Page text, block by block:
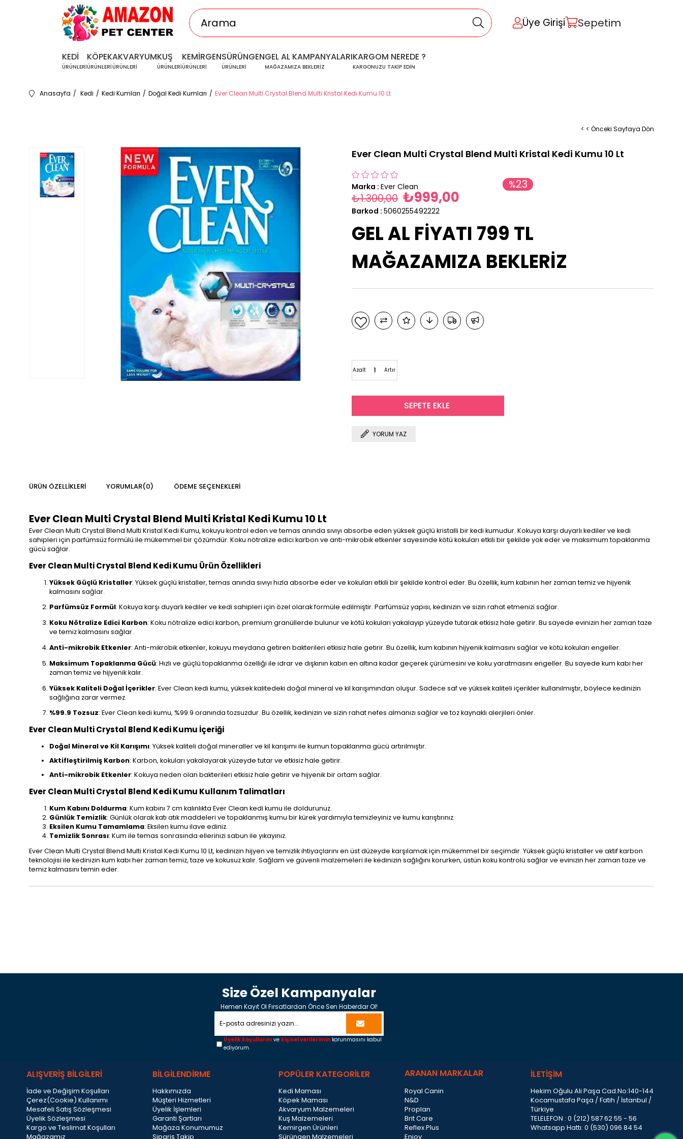
Üye Girişi Sepetim
KEDİ
ÜRÜNLERİ
KÖPEK
ÜRÜNLERİ
AKVARYUM
ÜRÜNLERİ
KUŞ
ÜRÜNLERİ
KEMİRGEN
ÜRÜNLERİ
SÜRÜNGEN
ÜRÜNLERİ
GEL AL KAMPANYALARI
MAĞAZAMIZA BEKLERİZ
KARGOM NEREDE ?
KARGONUZU TAKİP EDİN
Anasayfa Kedi Kedi Kumları Doğal Kedi Kumları Ever Clean Multi Crystal Blend Multi Kristal Kedi Kumu 10 Lt
< < Önceki Sayfaya Dön
Ever Clean Multi Crystal Blend Multi Kristal Kedi Kumu 10 Lt
Marka : Ever Clean %23
₺1.300,00 ₺999,00
Barkod : 5060255492222
GEL AL FİYATI 799 TL
MAĞAZAMIZA BEKLERİZ
Artır
Azalt
YORUM YAZ
ÜRÜN ÖZELLIKLERI YORUMLAR(0) ÖDEME SEÇENEKLERI
Ever Clean Multi Crystal Blend Multi Kristal Kedi Kumu 10 Lt
Ever Clean Multi Crystal Blend Multi Kristal Kedi Kumu, kokuyu kontrol eden ve temas anında sıvıyı absorbe eden yüksek güçlü kristalli bir kedi kumudur. Kokuya karşı duyarlı kediler ve kedi
sahipleri için parfümsüz formülü ile mükemmel bir çözümdür. Koku nötralize edici karbon ve anti-mikrobik etkenler sayesinde kötü kokuları etkili bir şekilde yok eder ve maksimum topaklanma
gücü sağlar.
Ever Clean Multi Crystal Blend Kedi Kumu Ürün Özellikleri
Yüksek Güçlü Kristaller: Yüksek güçlü kristaller, temas anında sıvıyı hızla absorbe eder ve kokuları etkili bir şekilde kontrol eder. Bu özellik, kum kabının her zaman temiz ve hijyenik
kalmasını sağlar.
Parfümsüz Formül: Kokuya karşı duyarlı kediler ve kedi sahipleri için özel olarak formüle edilmiştir. Parfümsüz yapısı, kedinizin ve sizin rahat etmenizi sağlar.
Koku Nötralize Edici Karbon: Koku nötralize edici karbon, premium granüllerde bulunur ve kötü kokuları yakalayıp yüzeyde tutarak etkisiz hale getirir. Bu sayede evinizin her zaman taze
ve temiz kalmasını sağlar.
Anti-mikrobik Etkenler: Anti-mikrobik etkenler, kokuyu meydana getiren bakterileri etkisiz hale getirir. Bu özellik, kum kabının hijyenik kalmasını sağlar ve kötü kokuları engeller.
Maksimum Topaklanma Gücü: Hızlı ve güçlü topaklanma özelliği ile idrar ve dışkının kabın en altına kadar geçerek çürümesini ve koku yaratmasını engeller. Bu sayede kum kabı her
zaman temiz ve hijyenik kalır.
Yüksek Kaliteli Doğal İçerikler: Ever Clean kedi kumu, yüksek kalitedeki doğal mineral ve kil karışımından oluşur. Sadece saf ve yüksek kaliteli içerikler kullanılmıştır, böylece kedinizin
sağlığına zarar vermez.
%99.9 Tozsuz: Ever Clean kedi kumu, %99.9 oranında tozsuzdur. Bu özellik, kedinizin ve sizin rahat nefes almanızı sağlar ve toz kaynaklı alerjileri önler.
Ever Clean Multi Crystal Blend Kedi Kumu İçeriği
Doğal Mineral ve Kil Karışımı: Yüksek kaliteli doğal mineraller ve kil karışımı ile kumun topaklanma gücü artırılmıştır.
Aktifleştirilmiş Karbon: Karbon, kokuları yakalayarak yüzeyde tutar ve etkisiz hale getirir.
Anti-mikrobik Etkenler: Kokuya neden olan bakterileri etkisiz hale getirir ve hijyenik bir ortam sağlar.
Ever Clean Multi Crystal Blend Kedi Kumu Kullanım Talimatları
Kum Kabını Doldurma: Kum kabını 7 cm kalınlıkta Ever Clean kedi kumu ile doldurunuz.
Günlük Temizlik: Günlük olarak katı atık maddeleri ve topaklanmış kumu bir kürek yardımıyla temizleyiniz ve kumu karıştırınız.
Eksilen Kumu Tamamlama: Eksilen kumu ilave ediniz.
Temizlik Sonrası: Kum ile temas sonrasında ellerinizi sabun ile yıkayınız.
Ever Clean Multi Crystal Blend Multi Kristal Kedi Kumu 10 Lt, kedinizin hijyen ve temizlik ihtiyaçlarını en üst düzeyde karşılamak için mükemmel bir seçimdir. Yüksek güçlü kristaller ve aktif karbon
teknolojisi ile kedinizin kum kabı her zaman temiz, taze ve kokusuz kalır. Sağlam ve güvenli malzemeleri ile kedinizin sağlığını korurken, üstün koku kontrolü sağlar ve evinizin her zaman taze ve
temiz kalmasını temin eder.
Size Özel Kampanyalar
Hemen Kayıt Ol Fırsatlardan Önce Sen Haberdar Ol!
Üyelik koşullarını ve kişisel verilerimin korunmasını kabul
ediyorum.
ALIŞVERİŞ BİLGİLERİ
İade ve Değişim Koşulları
Çerez(Cookie) Kullanımı
Mesafeli Satış Sözleşmesi
Üyelik Sözleşmesi
Kargo ve Teslimat Koşulları
Mağazamız
BİLGİLENDİRME
Hakkımızda
Müşteri Hizmetleri
Üyelik İşlemleri
Garanti Şartları
Mağaza Konumumuz
Sipariş Takip
POPÜLER KATEGORİLER
Kedi Maması
Köpek Maması
Akvaryum Malzemeleri
Kuş Malzemeleri
Kemirgen Ürünleri
Sürüngen Malzemeleri
ARANAN MARKALAR
Royal Canin
N&D
Proplan
Brit Care
Reflex Plus
Enjoy
İLETİŞİM
Hekim Oğulu Ali Paşa Cad.No:140-144
Kocamustafa Paşa / Fatih / İstanbul /
Türkiye
TELELEFON : 0 (212) 587 62 55 - 56
Whatsapp Hattı: 0 (530) 096 84 54